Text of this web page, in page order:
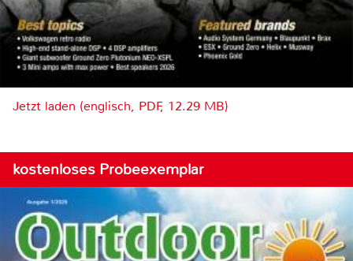
Jetzt laden (englisch, PDF, 12.29 MB)
kostenloses Probeexemplar